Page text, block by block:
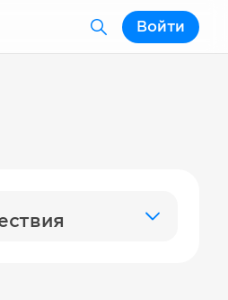
Войти